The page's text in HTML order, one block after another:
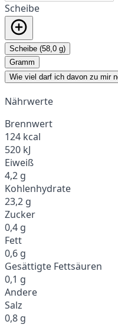
Scheibe
Scheibe (58,0 g)
Gramm
Wie viel darf ich davon zu mir
Nährwerte
Brennwert
124 kcal
520 kJ
Eiweiß
4,2 g
Kohlenhydrate
23,2 g
Zucker
0,4 g
Fett
0,6 g
Gesättigte Fettsäuren
0,1 g
Andere
Salz
0,8 g